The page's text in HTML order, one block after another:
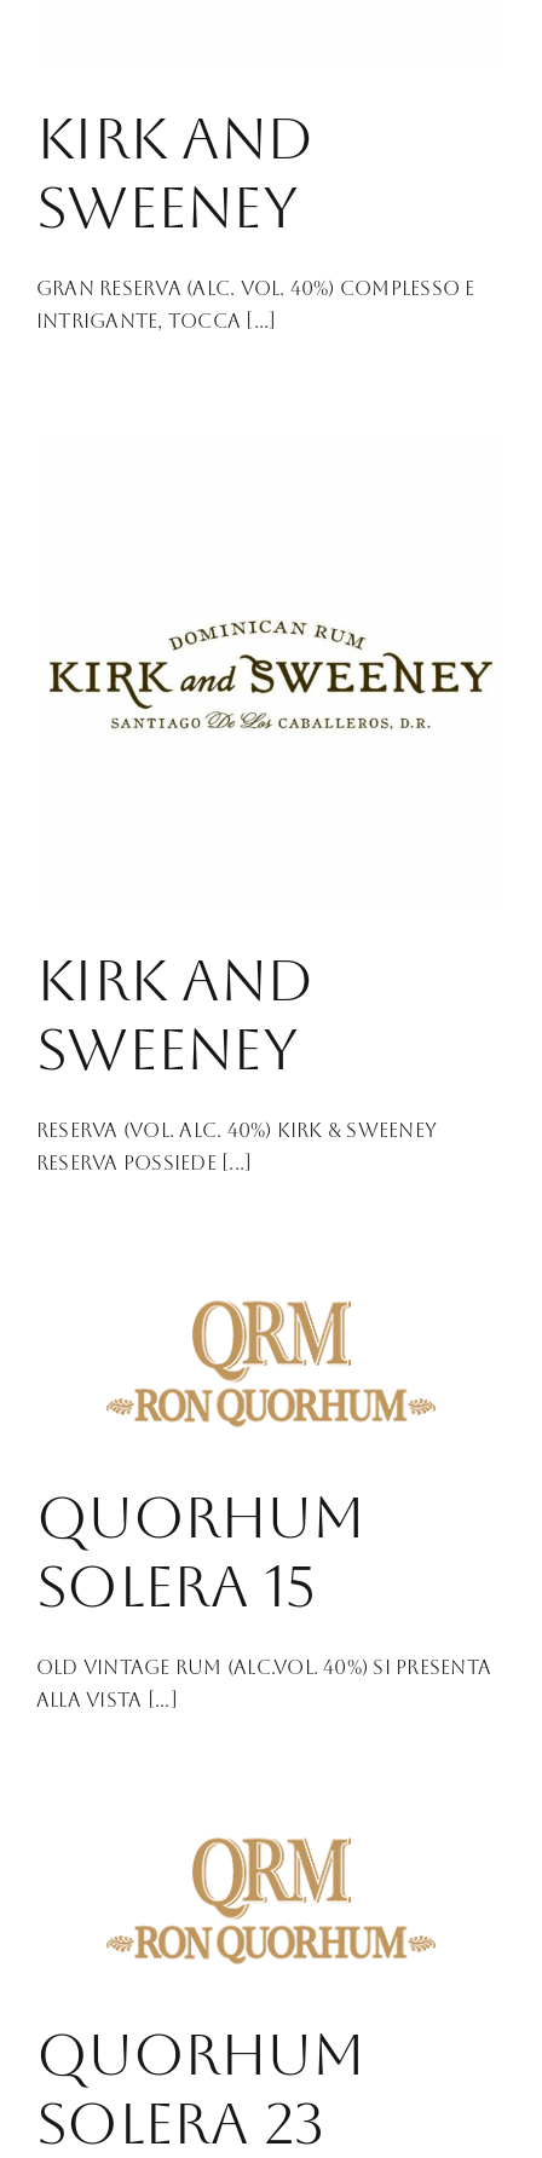
KIRK AND
SWEENEY
Gran Reserva (Alc. Vol. 40%) Complesso e
intrigante, tocca [...]
KIRK AND
SWEENEY
Reserva (Vol. Alc. 40%) Kirk & Sweeney
Reserva possiede [...]
QUORHUM
SOLERA 15
Old Vintage Rum (alc.vol. 40%) Si presenta
alla vista [...]
QUORHUM
SOLERA 23